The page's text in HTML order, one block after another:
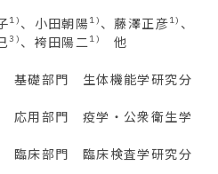
1) 、小田朝陽1) 、藤澤正彦1) 、
3) 、袴田陽二1) 他
基礎部門 生体機能学研究分
応用部門 疫学・公衆衛生学
臨床部門 臨床検査学研究分